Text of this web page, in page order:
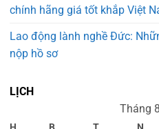
chính hãng giá tốt khắp Việt
Lao động lành nghề Đức:
nộp hồ sơ
LỊCH
Tháng